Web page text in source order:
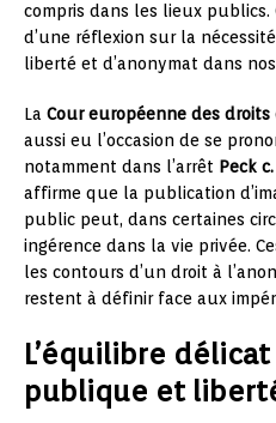
compris dans les lieux publics.
d’une réflexion sur la
liberté et d’anonymat dans
La Cour européenne des droits
aussi eu l’occasion de se
notamment dans l’arrêt Peck
affirme que la publication
public peut, dans certaines
ingérence dans la vie privée.
les contours d’un droit à
restent à définir face aux
L’équilibre
publique et